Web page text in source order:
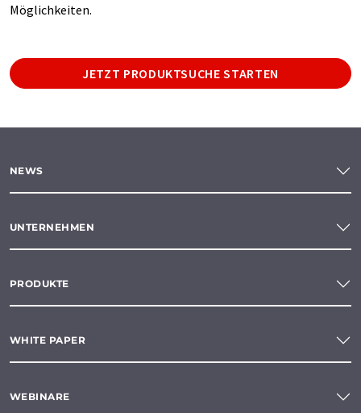
Möglichkeiten.
JETZT PRODUKTSUCHE STARTEN
NEWS
UNTERNEHMEN
PRODUKTE
WHITE PAPER
WEBINARE